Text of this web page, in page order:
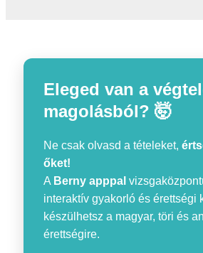
Eleged van a
magolásból? 🤯
Ne csak olvasd a tételeket,
őket!
A Berny apppal
interaktív gyakorló és érettségi
készülhetsz a magyar, töri és
érettségire.